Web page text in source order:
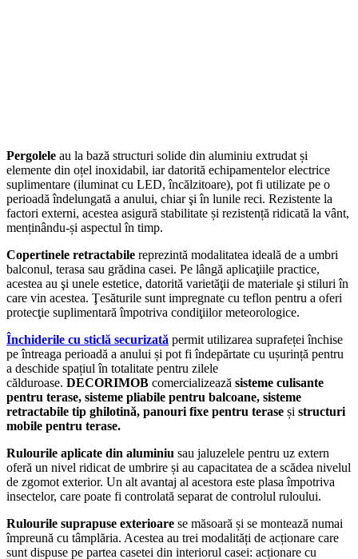
Pergolele au la bază structuri solide din aluminiu extrudat și
elemente din oțel inoxidabil, iar datorită echipamentelor electrice
suplimentare (iluminat cu LED, încălzitoare), pot fi utilizate pe o
perioadă îndelungată a anului, chiar şi în lunile reci. Rezistente la
factori externi, acestea asigură stabilitate și rezistență ridicată la vânt,
menținându-și aspectul în timp.
Copertinele retractabile reprezintă modalitatea ideală de a umbri
balconul, terasa sau grădina casei. Pe lângă aplicaţiile practice,
acestea au şi unele estetice, datorită varietăţii de materiale şi stiluri în
care vin acestea. Ţesăturile sunt impregnate cu teflon pentru a oferi
protecţie suplimentară împotriva condiţiilor meteorologice.
Închiderile cu sticlă securizată permit utilizarea suprafeței închise
pe întreaga perioadă a anului și pot fi îndepărtate cu ușurință pentru
a deschide spațiul în totalitate pentru zilele
călduroase. DECORIMOB comercializează sisteme culisante
pentru terase, sisteme pliabile pentru balcoane, sisteme
retractabile tip ghilotină, panouri fixe pentru terase și structuri
mobile pentru terase.
Rulourile aplicate din aluminiu sau jaluzelele pentru uz extern
oferă un nivel ridicat de umbrire și au capacitatea de a scădea nivelul
de zgomot exterior. Un alt avantaj al acestora este plasa împotriva
insectelor, care poate fi controlată separat de controlul ruloului.
Rulourile suprapuse exterioare se măsoară și se montează numai
împreună cu tâmplăria. Acestea au trei modalități de acționare care
sunt dispuse pe partea casetei din interiorul casei: acționare cu